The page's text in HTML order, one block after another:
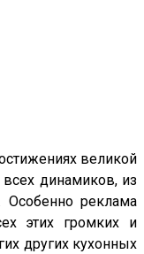
великой
динамиков, из
Особенно реклама
этих громких и
других кухонных